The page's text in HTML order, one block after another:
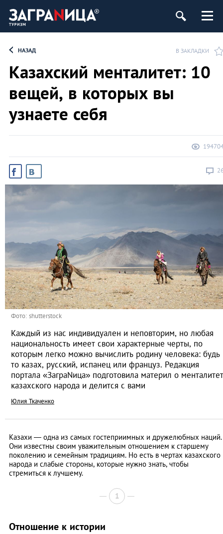
НАЗАД В ЗАКЛАДКИ
Казахский менталитет: 10
вещей, в которых вы
узнаете себя
Фото: shutterstock
Каждый из нас индивидуален и неповторим, но любая
национальность имеет свои характерные черты, по
которым легко можно вычислить родину человека: будь
то казах, русский, испанец или француз. Редакция
портала «ЗаграNица» подготовила материл о
казахского народа и делится с вами
Юлия Ткаченко
Казахи — одна из самых гостеприимных и дружелюбных наций.
Они известны своим уважительным отношением к старшему
поколению и семейным традициям. Но есть в чертах казахского
народа и слабые стороны, которые нужно знать, чтобы
стремиться к лучшему.
1
Отношение к истории